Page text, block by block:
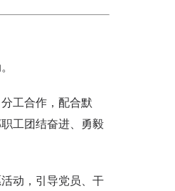
工合作，配合默
工团结奋进、勇毅
动，引导党员、干